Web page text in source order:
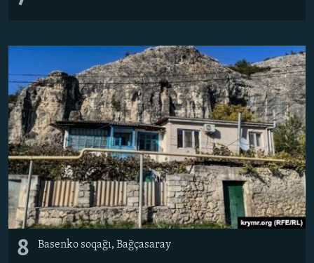
8 Basenko soqağı, Bağçasaray